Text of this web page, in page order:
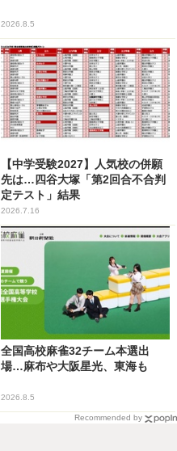
2026.8.5
【中学受験2027】人気校の併願
先は…四谷大塚「第2回合不合判
定テスト」結果
2026.7.16
全国高校麻雀32チーム本選出
場…麻布や大阪星光、東海も
2026.8.5
Recommended by